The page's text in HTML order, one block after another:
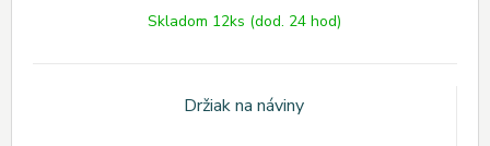
Skladom 12ks (dod. 24 hod)
Držiak na náviny